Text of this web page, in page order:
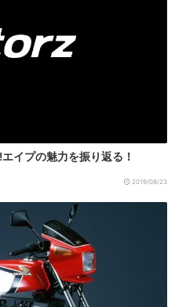
イプの魅力を振り返る！
2019/08/23